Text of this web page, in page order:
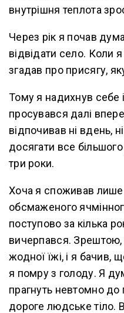
внутрішня теплота
Через рік я почав
відвідати село. Коли
згадав про присягу,
Тому я надихнув себе
просувався далі
відпочивав ні вдень,
досягати все
три роки.
Хоча я споживав лише
обсмаженого
поступово за кілька
вичерпався.
жодної їжі, і я бачив,
я помру з голоду. Я
прагнуть невтомно
дороге людське тіло.